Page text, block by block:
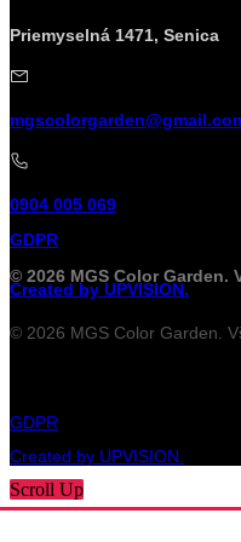
Priemyselná 1471, Senica
0904 005 069
GDPR
© 2026 MGS Color Garden.
Created by UPVISION.
© 2026 MGS Color Garden.
GDPR
Created by UPVISION.
Scroll Up